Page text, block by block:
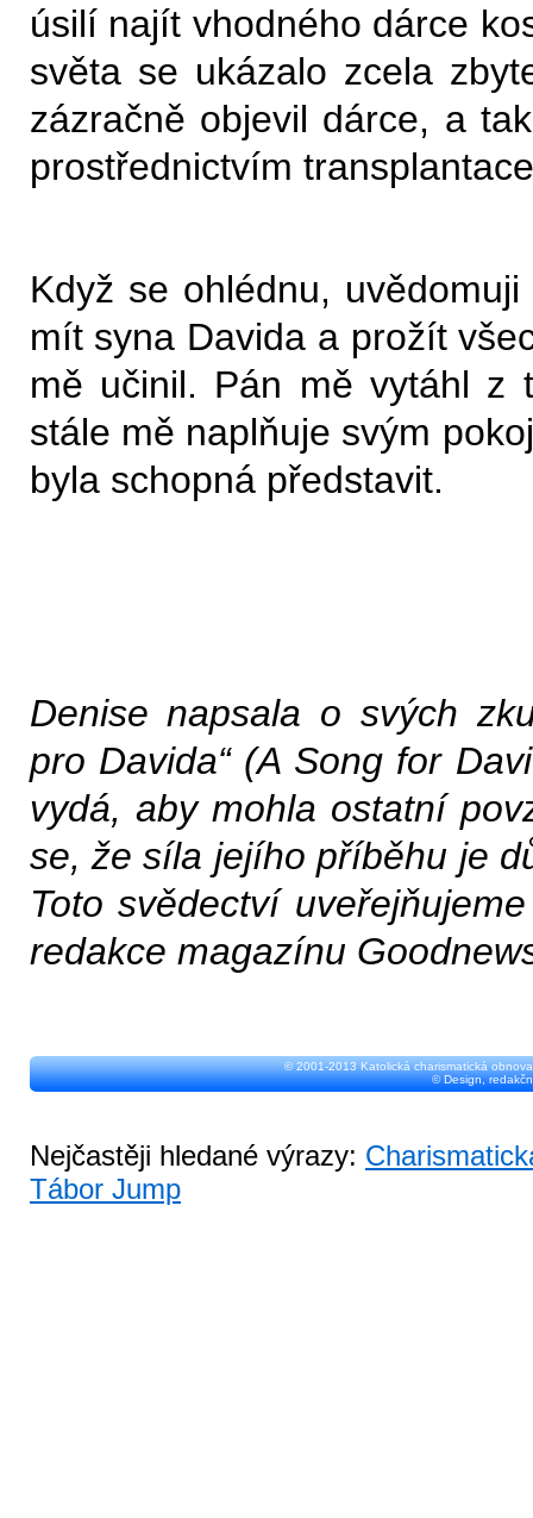
úsilí najít vhodného dárce
světa se ukázalo zcela
zázračně objevil dárce, a
prostřednictvím
Když se ohlédnu,
mít syna Davida a prožít
mě učinil. Pán mě vytáhl z
stále mě naplňuje svým
byla schopná představit.
Denise napsala o svých
pro Davida“ (A Song for
vydá, aby mohla ostatní
se, že síla jejího příběhu je
Toto svědectví
redakce magazínu
© 2001-2013 Katolická charismatická
© Design,
Nejčastěji hledané výrazy:
Tábor Jump